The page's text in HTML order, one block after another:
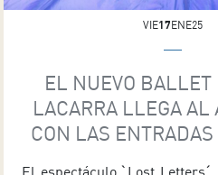
VIE17ENE25
EL NUEVO BALLET
LACARRA LLEGA AL
CON LAS ENTRADAS
El espectáculo ˋLost